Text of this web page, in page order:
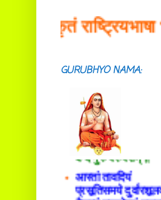
संस्कृतं राष्ट्रियभाषा
GURUBHYO NAMA:
सदाशिवसमारम्भां
शङ्कराचार्य मध्यमाम्।
अस्मदाचार्यपर्यन्तां
वन्दे गुरु परम्पराम् ॥
आस्तां तावदियं
प्रसूतिसमये
नैरुच्यं तनुशोषणं